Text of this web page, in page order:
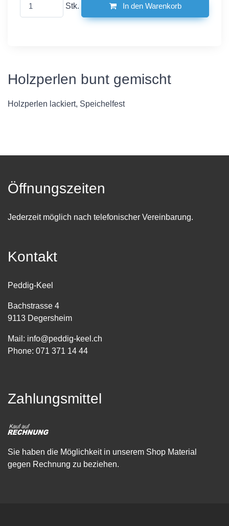
Stk. In den Warenkorb
Holzperlen bunt gemischt
Holzperlen lackiert, Speichelfest
Öffnungszeiten
Jederzeit möglich nach telefonischer Vereinbarung.
Kontakt
Peddig-Keel
Bachstrasse 4
9113 Degersheim
Mail: info@peddig-keel.ch
Phone: 071 371 14 44
Zahlungsmittel
Sie haben die Möglichkeit in unserem Shop Material
gegen Rechnung zu beziehen.